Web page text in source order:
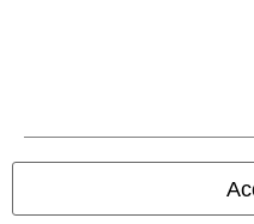
Éditeur